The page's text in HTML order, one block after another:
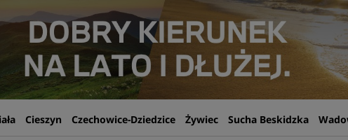
Cieszyn Czechowice-Dziedzice Żywiec Sucha Beskidzka